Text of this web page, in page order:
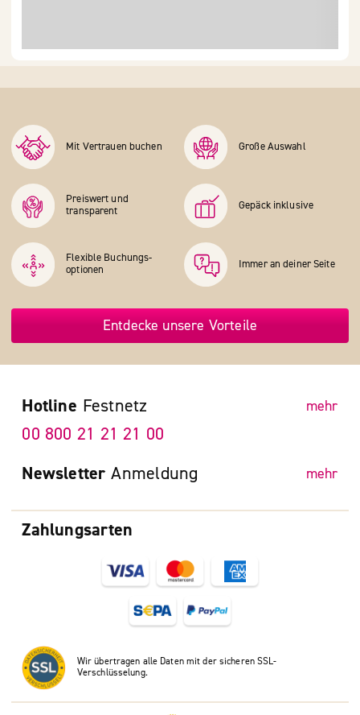
Mit Vertrauen buchen Große Auswahl
Preiswert und
transparent
Gepäck inklusive
Flexible Buchungs­
optionen
Immer an deiner Seite
Entdecke unsere Vorteile
Zahlungsarten
Wir übertragen alle Daten mit der sicheren SSL-
Verschlüsselung.
Hotline Festnetz mehr
00 800 21 21 21 00
Newsletter Anmeldung mehr